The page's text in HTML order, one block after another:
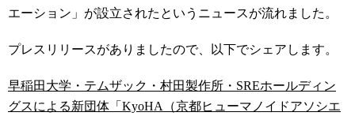
エーション」が設立されたというニュースが流れました。
プレスリリースがありましたので、以下でシェアします。
早稲田大学・テムザック・村田製作所・SREホールディン
グスによる新団体「KyoHA（京都ヒューマノイドアソシエ